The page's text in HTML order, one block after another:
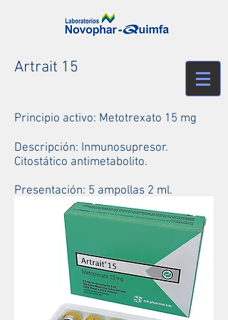
Artrait 15
Principio activo: Metotrexato 15 mg
Descripción: Inmunosupresor.
Citostático antimetabolito.
Presentación: 5 ampollas 2 ml.